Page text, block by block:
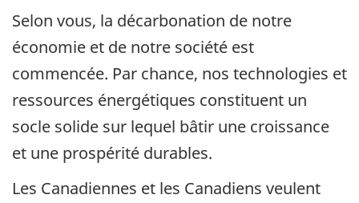
Selon vous, la décarbonation de notre
économie et de notre société est
commencée. Par chance, nos technologies et
ressources énergétiques constituent un
socle solide sur lequel bâtir une croissance
et une prospérité durables.
Les Canadiennes et les Canadiens veulent